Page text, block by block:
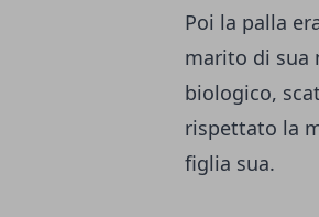
Poi la palla
marito di sua
biologico,
rispettato la
figlia sua.